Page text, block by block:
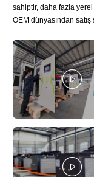
sahiptir, daha fazla
OEM dünyasından

